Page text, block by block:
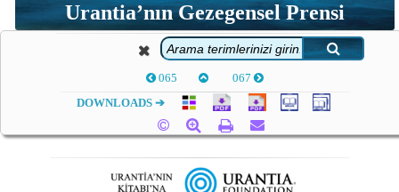
Urantia’nın Gezegensel Prensi
065 067
DOWNLOADS ➔